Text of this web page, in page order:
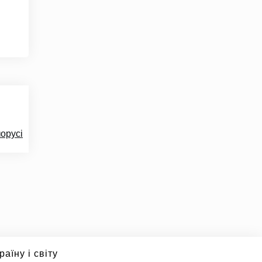
і світу